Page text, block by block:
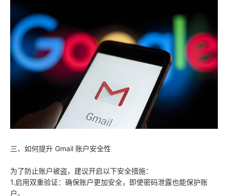
三、如何提升 Gmail 账户安全性
为了防止账户被盗，建议开启以下安全措施：
1.启用双重验证：确保账户更加安全，即使密码泄露也能保护账
户。